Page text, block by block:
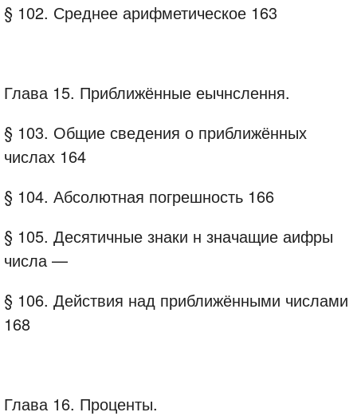
§ 102. Среднее арифметическое 163
Глава 15. Приближённые еычнслення.
§ 103. Общие сведения о приближённых
числах 164
§ 104. Абсолютная погрешность 166
§ 105. Десятичные знаки н значащие аифры
числа —
§ 106. Действия над приближёнными числами
168
Глава 16. Проценты.